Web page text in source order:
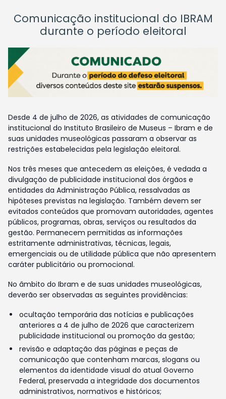
Comunicação institucional do IBRAM
durante o período eleitoral
Desde 4 de julho de 2026, as atividades de comunicação
institucional do Instituto Brasileiro de Museus – Ibram e de
suas unidades museológicas passaram a observar as
restrições estabelecidas pela legislação eleitoral.
Nos três meses que antecedem as eleições, é vedada a
divulgação de publicidade institucional dos órgãos e
entidades da Administração Pública, ressalvadas as
hipóteses previstas na legislação. Também devem ser
evitados conteúdos que promovam autoridades, agentes
públicos, programas, obras, serviços ou resultados da
gestão. Permanecem permitidas as informações
estritamente administrativas, técnicas, legais,
emergenciais ou de utilidade pública que não apresentem
caráter publicitário ou promocional.
No âmbito do Ibram e de suas unidades museológicas,
deverão ser observadas as seguintes providências:
ocultação temporária das notícias e publicações
anteriores a 4 de julho de 2026 que caracterizem
publicidade institucional ou promoção da gestão;
revisão e adaptação das páginas e peças de
comunicação que contenham marcas, slogans ou
elementos da identidade visual do atual Governo
Federal, preservada a integridade dos documentos
administrativos, normativos e históricos;